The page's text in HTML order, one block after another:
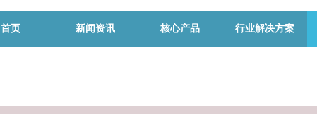
首页 新闻资讯 核心产品 行业解决方案